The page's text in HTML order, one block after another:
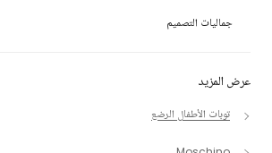
عرض المزيد
توبات الأطفال الرضع
جماليات التصميم